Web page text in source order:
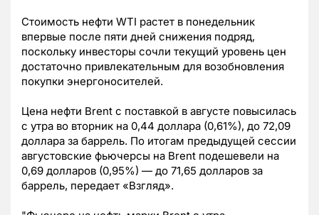
Стоимость нефти WTI растет в понедельник
впервые после пяти дней снижения подряд,
поскольку инвесторы сочли текущий уровень цен
достаточно привлекательным для возобновления
покупки энергоносителей.
Цена нефти Brent с поставкой в августе повысилась
с утра во вторник на 0,44 доллара (0,61%), до 72,09
доллара за баррель. По итогам предыдущей сессии
августовские фьючерсы на Brent подешевели на
0,69 долларов (0,95%) — до 71,65 долларов за
баррель, передает «Взгляд».